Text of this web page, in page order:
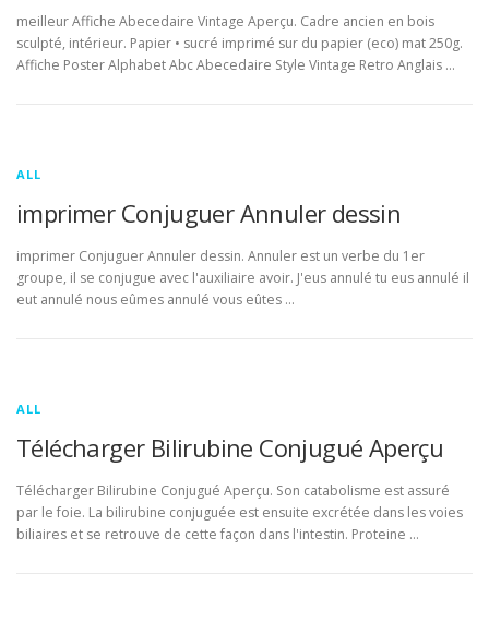
meilleur Affiche Abecedaire Vintage Aperçu. Cadre ancien en bois
sculpté, intérieur. Papier • sucré imprimé sur du papier (eco) mat 250g.
Affiche Poster Alphabet Abc Abecedaire Style Vintage Retro Anglais …
ALL
imprimer Conjuguer Annuler dessin
imprimer Conjuguer Annuler dessin. Annuler est un verbe du 1er
groupe, il se conjugue avec l'auxiliaire avoir. J'eus annulé tu eus annulé il
eut annulé nous eûmes annulé vous eûtes …
ALL
Télécharger Bilirubine Conjugué Aperçu
Télécharger Bilirubine Conjugué Aperçu. Son catabolisme est assuré
par le foie. La bilirubine conjuguée est ensuite excrétée dans les voies
biliaires et se retrouve de cette façon dans l'intestin. Proteine …